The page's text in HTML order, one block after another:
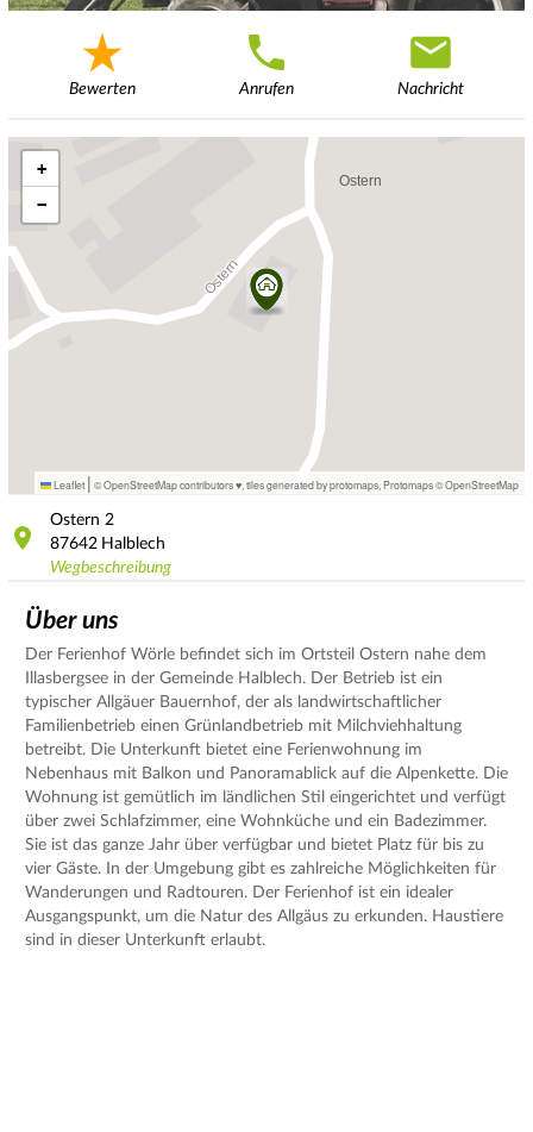
Bewerten Anrufen Nachricht
+
−
Leaflet | © OpenStreetMap contributors ♥, tiles generated by protomaps Protomaps©OpenStreetMap
Ostern 2
87642 Halblech
Wegbeschreibung
Über uns
Der Ferienhof Wörle befindet sich im Ortsteil Ostern nahe dem
Illasbergsee in der Gemeinde Halblech. Der Betrieb ist ein
typischer Allgäuer Bauernhof, der als landwirtschaftlicher
Familienbetrieb einen Grünlandbetrieb mit Milchviehhaltung
betreibt. Die Unterkunft bietet eine Ferienwohnung im
Nebenhaus mit Balkon und Panoramablick auf die Alpenkette. Die
Wohnung ist gemütlich im ländlichen Stil eingerichtet und verfügt
über zwei Schlafzimmer, eine Wohnküche und ein Badezimmer.
Sie ist das ganze Jahr über verfügbar und bietet Platz für bis zu
vier Gäste. In der Umgebung gibt es zahlreiche Möglichkeiten für
Wanderungen und Radtouren. Der Ferienhof ist ein idealer
Ausgangspunkt, um die Natur des Allgäus zu erkunden. Haustiere
sind in dieser Unterkunft erlaubt.